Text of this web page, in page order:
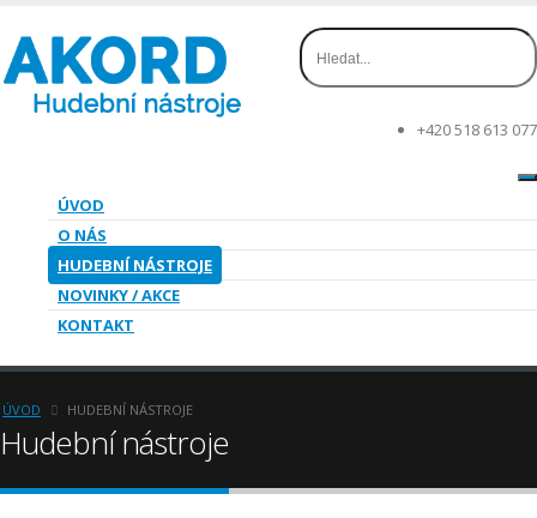
+420 518 613 077
ÚVOD
O NÁS
HUDEBNÍ NÁSTROJE
NOVINKY / AKCE
KONTAKT
ÚVOD HUDEBNÍ NÁSTROJE
Hudební nástroje